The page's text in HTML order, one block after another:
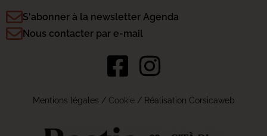
S'abonner à la newsletter Agenda
Nous contacter par e-mail
Mentions légales / Cookie/ Réalisation Corsicaweb